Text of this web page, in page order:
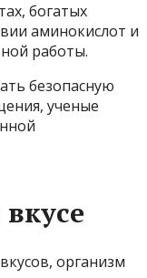
богатых
аминокислот и
работы.
безопасную
ученые
организм